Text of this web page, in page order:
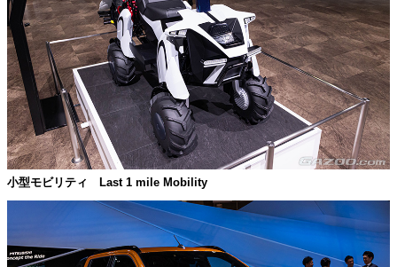
小型モビリティ Last 1 mile Mobility